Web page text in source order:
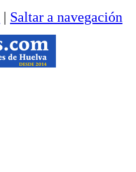
| Saltar a navegación